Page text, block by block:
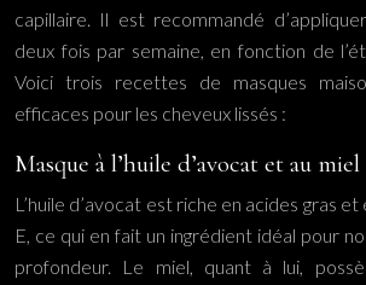
capillaire. Il est recommandé
deux fois par semaine, en fonction de
Voici trois recettes de masques
efficaces pour les cheveux lissés :
Masque à l’huile d’avocat et au miel
L’huile d’avocat est riche en acides gras
E, ce qui en fait un ingrédient idéal pour
profondeur. Le miel, quant à lui,